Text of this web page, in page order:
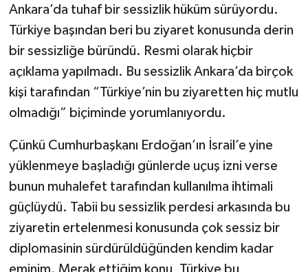
Ankara’da tuhaf bir sessizlik hüküm sürüyordu.
Türkiye başından beri bu ziyaret konusunda derin
bir sessizliğe büründü. Resmi olarak hiçbir
açıklama yapılmadı. Bu sessizlik Ankara’da birçok
kişi tarafından “Türkiye’nin bu ziyaretten hiç mutlu
olmadığı” biçiminde yorumlanıyordu.
Çünkü Cumhurbaşkanı Erdoğan’ın İsrail’e yine
yüklenmeye başladığı günlerde uçuş izni verse
bunun muhalefet tarafından kullanılma ihtimali
güçlüydü. Tabii bu sessizlik perdesi arkasında bu
ziyaretin ertelenmesi konusunda çok sessiz bir
diplomasinin sürdürüldüğünden kendim kadar
eminim. Merak ettiğim konu, Türkiye bu